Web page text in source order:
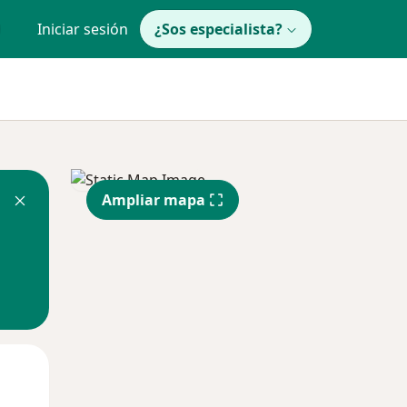
Iniciar sesión ¿Sos especialista?
Ampliar mapa